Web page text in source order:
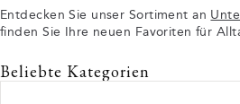
Entdecken Sie unser Sortiment an
finden Sie Ihre neuen Favoriten für
Beliebte Kategorien